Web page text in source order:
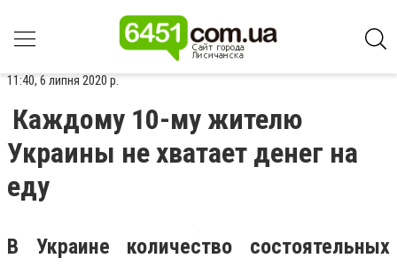
11:40, 6 липня 2020 р.
Каждому 10-му жителю
Украины не хватает денег на
еду
В Украине количество состоятельных